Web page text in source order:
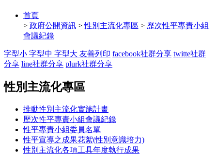
首頁
> 政府公開資訊 >性別主流化專區 > 歷次性平專責小組
會議紀錄
字型小 字型中 字型大 友善列印 facebook社群分享 twitte社群
分享 line社群分享 plurk社群分享
性別主流化專區
推動性別主流化實施計畫
歷次性平專責小組會議紀錄
性平專責小組委員名單
性平宣導之成果花絮(性別意識培力)
性別主流化各項工具年度執行成果